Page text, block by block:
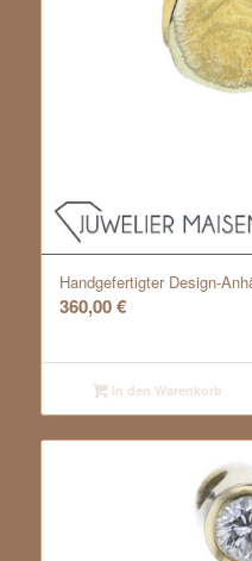
Handgefertigter Design-
360,00€
In den Warenkorb